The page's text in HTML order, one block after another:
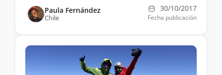
Paula Fernández
Chile
30/10/2017
Fecha publicación